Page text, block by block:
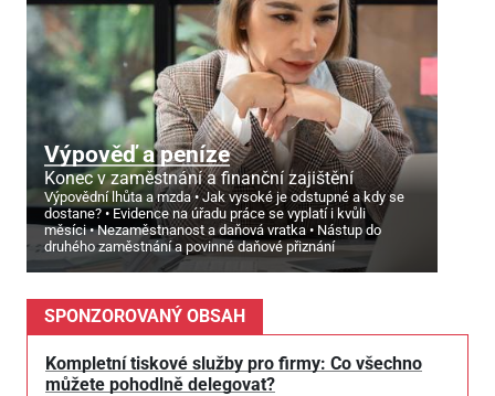
Výpověď a peníze
Konec v zaměstnání a finanční zajištění
Výpovědní lhůta a mzda
Jak vysoké je odstupné a kdy se
dostane?
Evidence na úřadu práce se vyplatí i kvůli
měsíci
Nezaměstnanost a daňová vratka
Nástup do
druhého zaměstnání a povinné daňové přiznání
SPONZOROVANÝ OBSAH
Kompletní tiskové služby pro firmy: Co všechno
můžete pohodlně delegovat?